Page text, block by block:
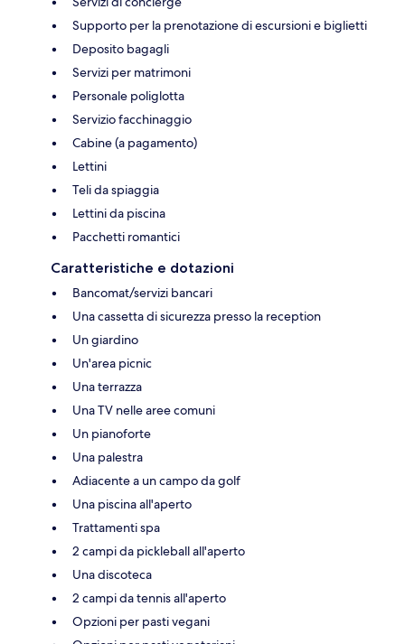
Supporto per la prenotazione di escursioni e biglietti
Deposito bagagli
Servizi per matrimoni
Personale poliglotta
Servizio facchinaggio
Cabine (a pagamento)
Lettini
Teli da spiaggia
Lettini da piscina
Pacchetti romantici
Caratteristiche e dotazioni
Bancomat/servizi bancari
Una cassetta di sicurezza presso la reception
Un giardino
Un'area picnic
Una terrazza
Una TV nelle aree comuni
Un pianoforte
Una palestra
Adiacente a un campo da golf
Una piscina all'aperto
Trattamenti spa
2 campi da pickleball all'aperto
Una discoteca
2 campi da tennis all'aperto
Opzioni per pasti vegani